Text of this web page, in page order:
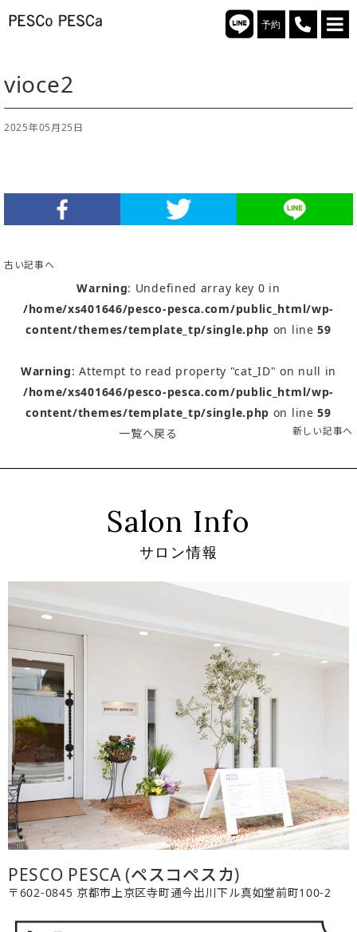
予約
vioce2
2025年05月25日
古い記事へ
Warning: Undefined array key 0 in
/home/xs401646/pesco-pesca.com/public_html/wp-
content/themes/template_tp/single.php on line59
Warning: Attempt to read property "cat_ID" on null in
/home/xs401646/pesco-pesca.com/public_html/wp-
content/themes/template_tp/single.php on line59
一覧へ戻る
新しい記事へ
Salon Info
サロン情報
PESCO PESCA (ペスコペスカ)
〒602-0845 京都市上京区寺町通今出川下ル真如堂前町100-2